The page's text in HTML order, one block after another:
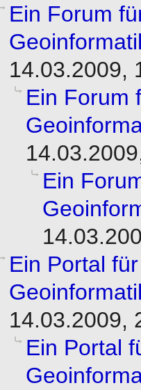
Ein Forum
14.03.2009,
Ein Forum
Ein
Ein Portal
14.03.2009,
Ein Portal